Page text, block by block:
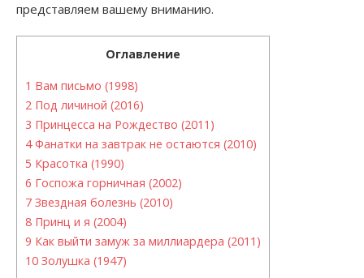
представляем вашему вниманию.
Оглавление
1 Вам письмо (1998)
2 Под личиной (2016)
3 Принцесса на Рождество (2011)
4Фанатки на завтрак не остаются (2010)
5 Красотка (1990)
6 Госпожа горничная (2002)
7 Звездная болезнь (2010)
8 Принц и я (2004)
9 Как выйти замуж за миллиардера (2011)
10 Золушка (1947)